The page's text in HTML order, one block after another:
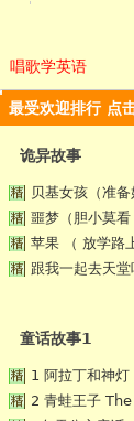
唱歌学英语
最受欢迎排行 点
诡异故事
贝基女孩（准
噩梦（胆小莫
苹果 （ 放学路
跟我一起去天堂
童话故事1
1 阿拉丁和神
2 青蛙王子